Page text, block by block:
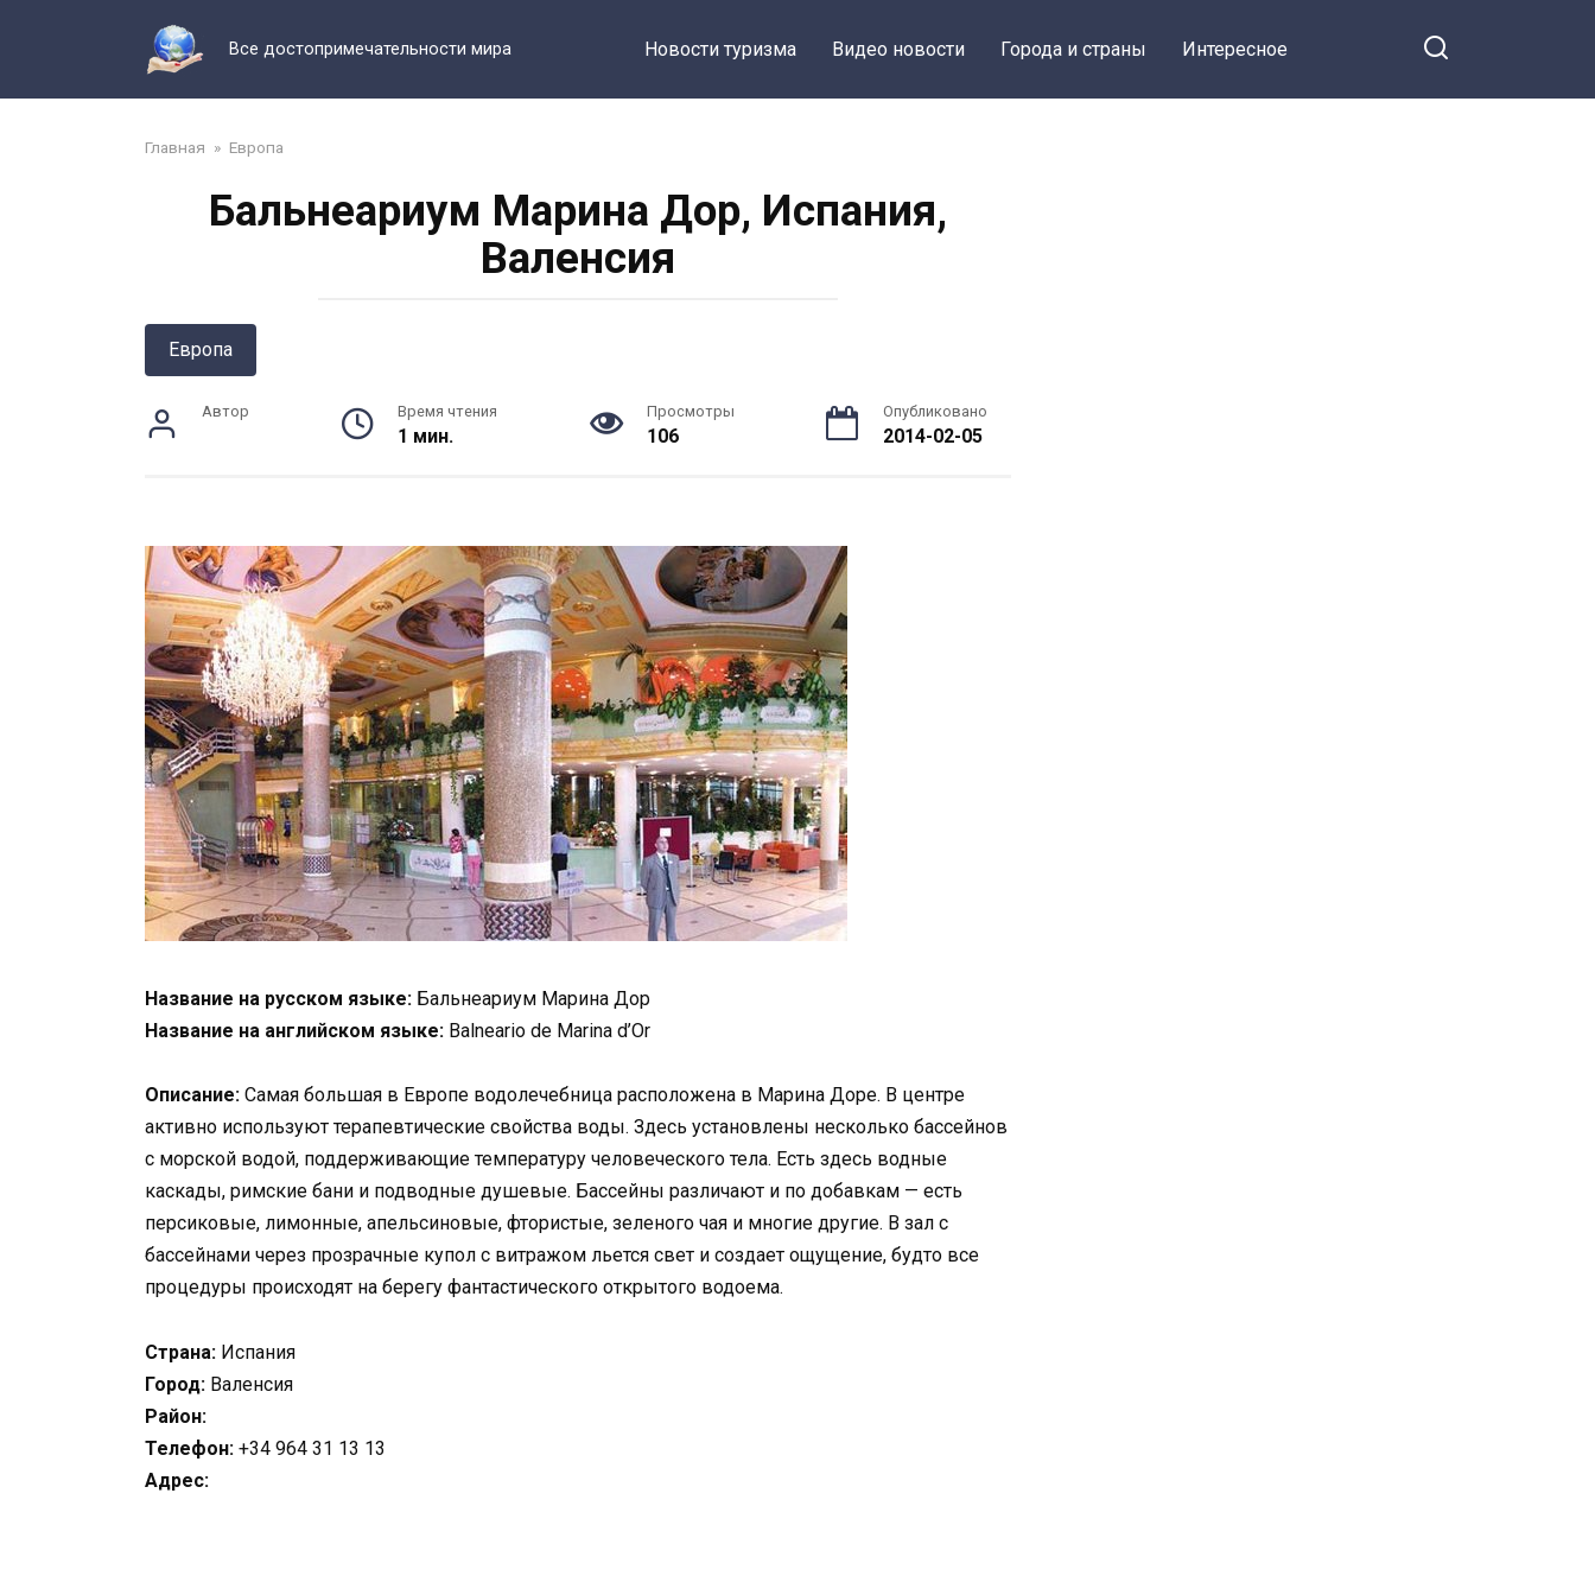
Все достопримечательности мира Новости туризма Видео новости Города и страны Интересное
Главная » Европа
Бальнеариум Марина Дор, Испания,
Валенсия
Европа
Автор Время чтения
1 мин.
Просмотры
106
Опубликовано
2014-02-05
Название на русском языке: Бальнеариум Марина Дор
Название на английском языке: Balneario de Marina d’Or
Описание: Самая большая в Европе водолечебница расположена в Марина Доре. В центре
активно используют терапевтические свойства воды. Здесь установлены несколько бассейнов
с морской водой, поддерживающие температуру человеческого тела. Есть здесь водные
каскады, римские бани и подводные душевые. Бассейны различают и по добавкам — есть
персиковые, лимонные, апельсиновые, фтористые, зеленого чая и многие другие. В зал с
бассейнами через прозрачные купол с витражом льется свет и создает ощущение, будто все
процедуры происходят на берегу фантастического открытого водоема.
Страна: Испания
Город: Валенсия
Район:
Телефон: +34 964 31 13 13
Адрес: